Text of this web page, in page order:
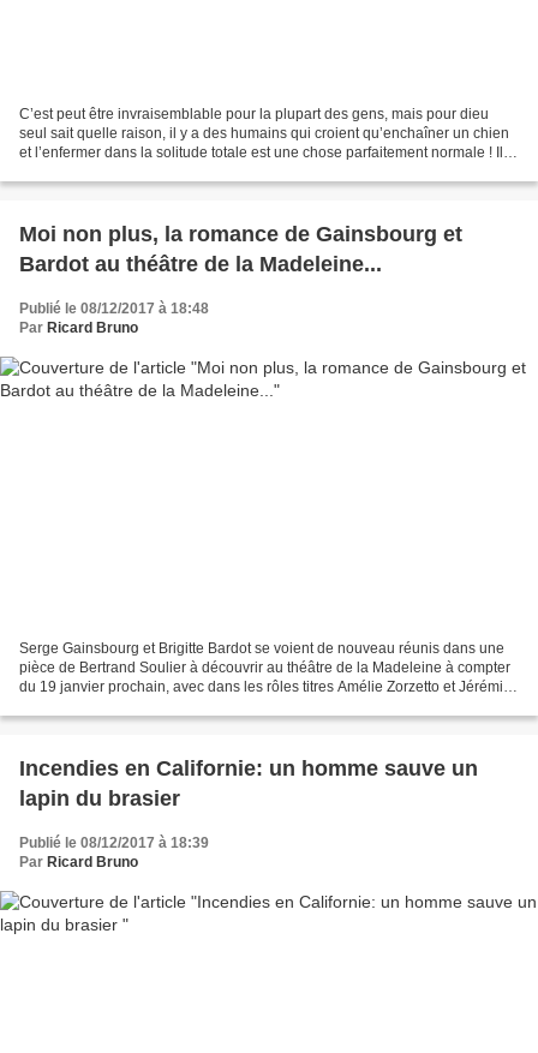
C’est peut être invraisemblable pour la plupart des gens, mais pour dieu
seul sait quelle raison, il y a des humains qui croient qu’enchaîner un chien
et l’enfermer dans la solitude totale est une chose parfaitement normale ! Il y
Moi non plus, la romance de Gainsbourg et
Bardot au théâtre de la Madeleine...
Publié le 08/12/2017 à 18:48
Par Ricard Bruno
Serge Gainsbourg et Brigitte Bardot se voient de nouveau réunis dans une
pièce de Bertrand Soulier à découvrir au théâtre de la Madeleine à compter
du 19 janvier prochain, avec dans les rôles titres Amélie Zorzetto et Jérémie
Incendies en Californie: un homme sauve un
lapin du brasier
Publié le 08/12/2017 à 18:39
Par Ricard Bruno